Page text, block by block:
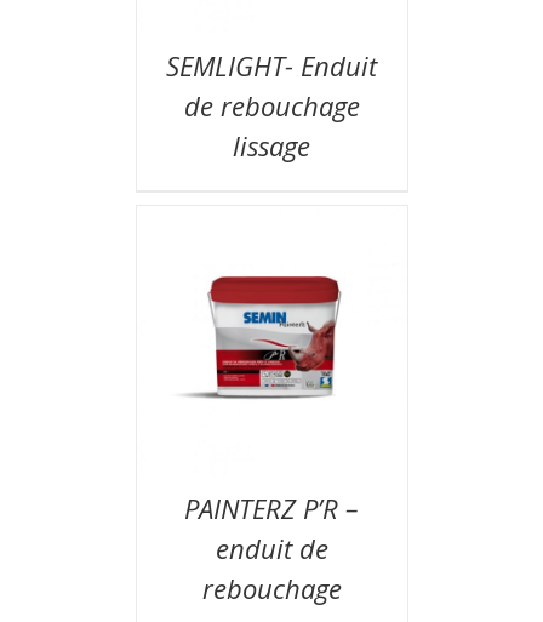
SEMLIGHT- Enduit
de rebouchage
lissage
PAINTERZ P’R –
enduit de
rebouchage